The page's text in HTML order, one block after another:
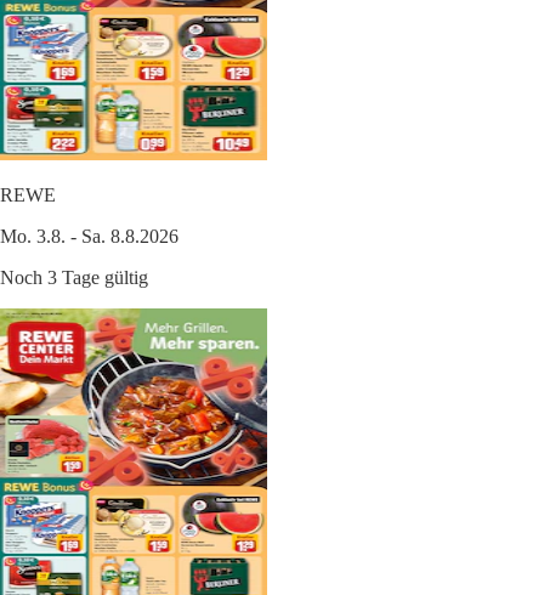
REWE
Mo. 3.8. - Sa. 8.8.2026
Noch 3 Tage gültig